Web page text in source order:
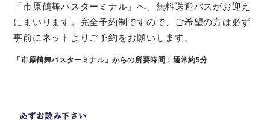
「市原鶴舞バスターミナル」へ、無料送迎バスがお迎え
にまいります。完全予約制ですので、ご希望の方は必ず
事前にネットよりご予約をお願いします。
「市原鶴舞バスターミナル」からの所要時間：通常約5分
必ずお読み下さい